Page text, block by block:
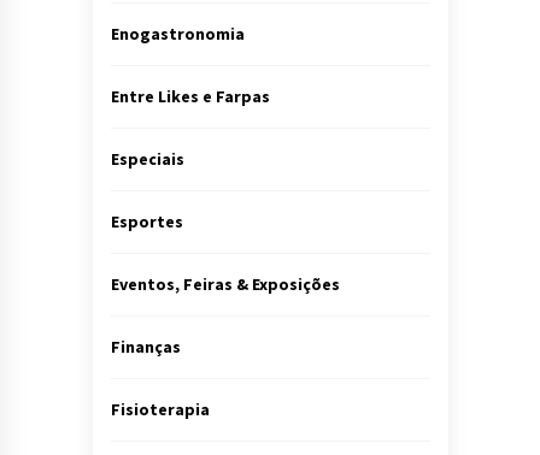
Enogastronomia
Entre Likes e Farpas
Especiais
Esportes
Eventos, Feiras & Exposições
Finanças
Fisioterapia